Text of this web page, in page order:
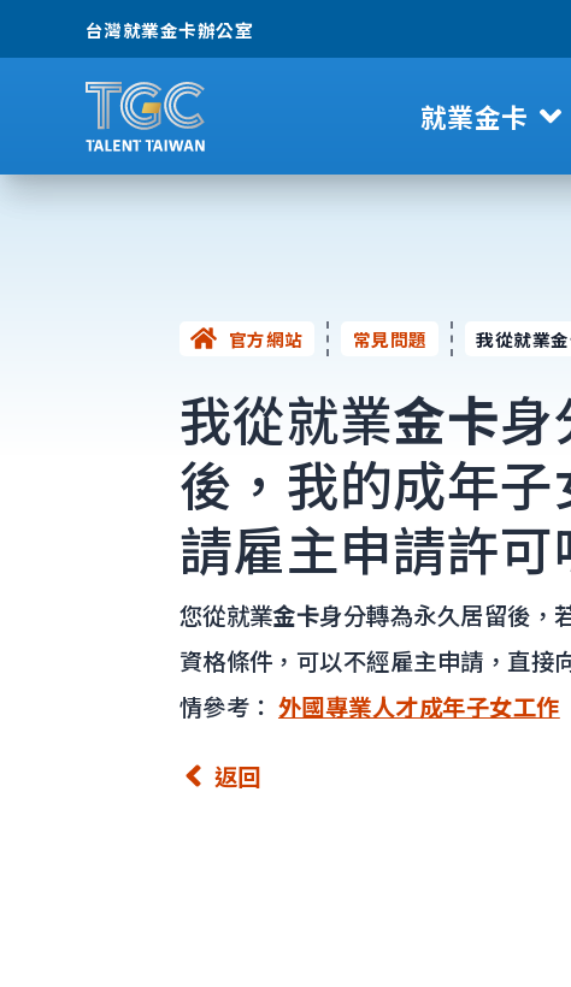
台灣就業金卡辦公室
就業金卡
官方網站 常見問題 我從就業
我從就業金卡身
後，我的成年
請雇主申請許可
您從就業金卡身分轉為永久居留後，
資格條件，可以不經雇主申請，直接
情參考： 外國專業人才成年子女工作
返回